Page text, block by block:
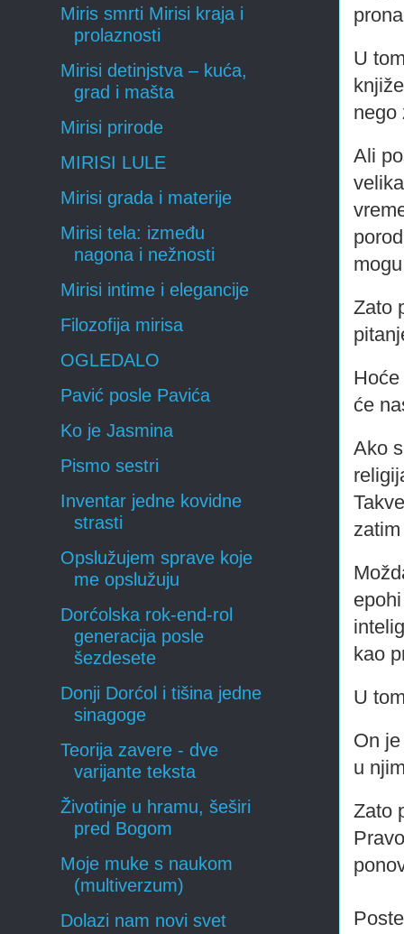
U
nego
Ali
Zato
će
Ako
kao
U
On
u
Zato
Miris smrti Mirisi kraja i
prolaznosti
Mirisi detinjstva – kuća,
grad i mašta
Mirisi prirode
MIRISI LULE
Mirisi grada i materije
Mirisi tela: između
nagona i nežnosti
Mirisi intime i elegancije
Filozofija mirisa
OGLEDALO
Pavić posle Pavića
Ko je Jasmina
Pismo sestri
Inventar jedne kovidne
strasti
Opslužujem sprave koje
me opslužuju
Dorćolska rok-end-rol
generacija posle
šezdesete
Donji Dorćol i tišina jedne
sinagoge
Teorija zavere - dve
varijante teksta
Životinje u hramu, šeširi
pred Bogom
Moje muke s naukom
(multiverzum)
Dolazi nam novi svet